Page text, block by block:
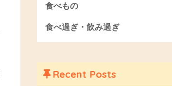
食べもの
食べ過ぎ・飲み過ぎ
Recent Posts